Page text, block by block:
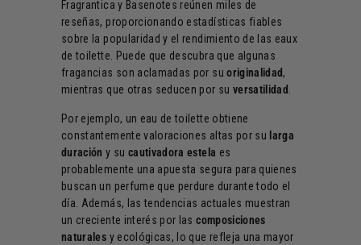
Fragrantica y Basenotes reúnen miles de
reseñas, proporcionando estadísticas fiables
sobre la popularidad y el rendimiento de las eaux
de toilette. Puede que descubra que algunas
fragancias son aclamadas por suoriginalidad,
mientras que otras seducen por su versatilidad.
Por ejemplo, un eau de toilette obtiene
constantemente valoraciones altas por su larga
duración y su cautivadora estela es
probablemente una apuesta segura para quienes
buscan un perfume que perdure durante todo el
día. Además, las tendencias actuales muestran
un creciente interés por lascomposiciones
naturales y ecológicas, lo que refleja una mayor